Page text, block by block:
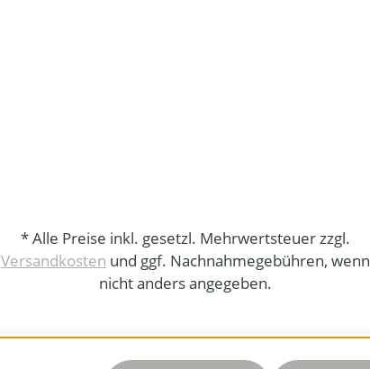
* Alle Preise inkl. gesetzl. Mehrwertsteuer zzgl.
Versandkosten und ggf. Nachnahmegebühren, wenn
nicht anders angegeben.